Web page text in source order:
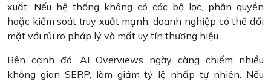
xuất. Nếu hệ thống không có các bộ lọc, phân quyền
hoặc kiểm soát truy xuất mạnh, doanh nghiệp có thể đối
mặt với rủi ro pháp lý và mất uy tín thương hiệu.
Bên cạnh đó, AI Overviews ngày càng chiếm nhiều
không gian SERP, làm giảm tỷ lệ nhấp tự nhiên. Nếu